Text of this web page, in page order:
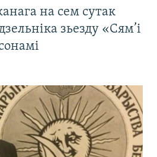
на сем сутак
зьезду «Сям’і